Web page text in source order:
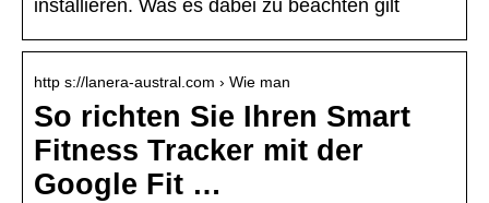
installieren. Was es dabei zu beachten gilt
http s://lanera-austral.com › Wie man
So richten Sie Ihren Smart
Fitness Tracker mit der
Google Fit …